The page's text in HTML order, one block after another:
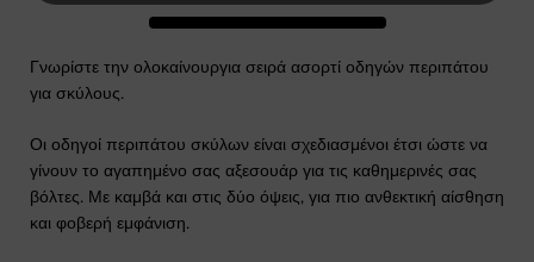
Γνωρίστε την ολοκαίνουργια σειρά ασορτί οδηγών περιπάτου
για σκύλους.
Οι οδηγοί περιπάτου σκύλων είναι σχεδιασμένοι έτσι ώστε να
γίνουν το αγαπημένο σας αξεσουάρ για τις καθημερινές σας
βόλτες. Με καμβά και στις δύο όψεις, για πιο ανθεκτική αίσθηση
και φοβερή εμφάνιση.